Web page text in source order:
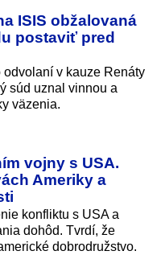
ISIS obžalovaná
postaviť pred
v kauze Renáty
súd uznal vinnou a
väzenia.
vojny s USA.
Ameriky a
konfliktu s USA a
dohôd. Tvrdí, že
dobrodružstvo.